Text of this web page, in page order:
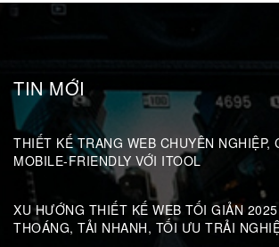
TIN MỚI
THIẾT KẾ TRANG WEB CHUYÊN NGHIỆP,
MOBILE-FRIENDLY VỚI ITOOL
XU HƯỚNG THIẾT KẾ WEB TỐI GIẢN
THOÁNG, TẢI NHANH, TỐI ƯU TRẢI